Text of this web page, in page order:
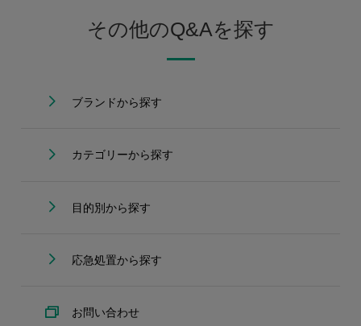
その他のQ&Aを探す
ブランドから探す
カテゴリーから探す
目的別から探す
応急処置から探す
お問い合わせ